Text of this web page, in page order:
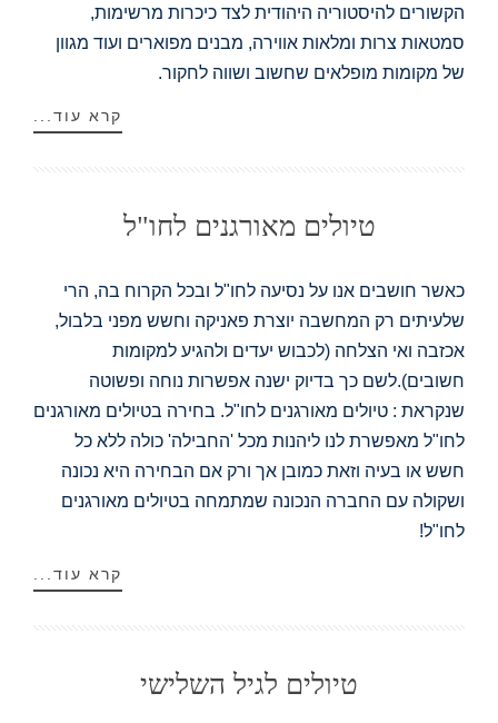
הקשורים להיסטוריה היהודית לצד כיכרות מרשימות,
סמטאות צרות ומלאות אווירה, מבנים מפוארים ועוד מגוון
של מקומות מופלאים שחשוב ושווה לחקור.
קרא עוד...
טיולים מאורגנים לחו"ל
כאשר חושבים אנו על נסיעה לחו"ל ובכל הקרוח בה, הרי
שלעיתים רק המחשבה יוצרת פאניקה וחשש מפני בלבול,
אכזבה ואי הצלחה (לכבוש יעדים ולהגיע למקומות
חשובים).לשם כך בדיוק ישנה אפשרות נוחה ופשוטה
שנקראת : טיולים מאורגנים לחו"ל. בחירה בטיולים מאורגנים
לחו"ל מאפשרת לנו ליהנות מכל 'החבילה' כולה ללא כל
חשש או בעיה וזאת כמובן אך ורק אם הבחירה היא נכונה
ושקולה עם החברה הנכונה שמתמחה בטיולים מאורגנים
לחו"ל!
קרא עוד...
טיולים לגיל השלישי